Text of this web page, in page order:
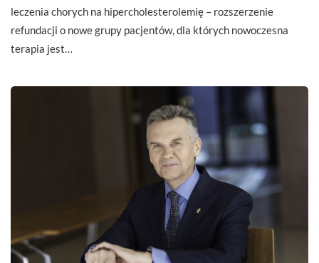
leczenia chorych na hipercholesterolemię – rozszerzenie
refundacji o nowe grupy pacjentów, dla których nowoczesna
terapia jest…